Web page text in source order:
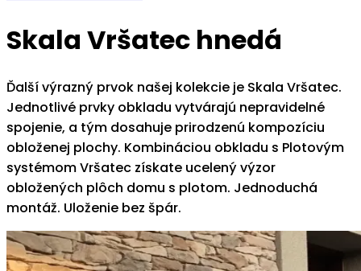
Skala Vršatec hnedá
Ďalší výrazný prvok našej kolekcie je Skala Vršatec.
Jednotlivé prvky obkladu vytvárajú nepravidelné
spojenie, a tým dosahuje prirodzenú kompozíciu
obloženej plochy. Kombináciou obkladu s Plotovým
systémom Vršatec získate ucelený výzor
obložených plôch domu s plotom. Jednoduchá
montáž. Uloženie bez špár.